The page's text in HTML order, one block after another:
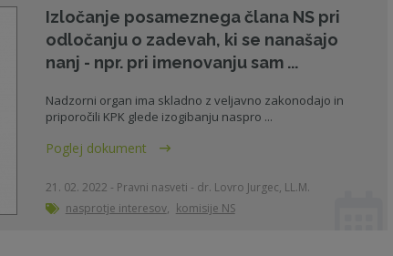
Izločanje posameznega člana NS pri
odločanju o zadevah, ki se nanašajo
nanj - npr. pri imenovanju sam ...
Nadzorni organ ima skladno z veljavno zakonodajo in
priporočili KPK glede izogibanju naspro ...
Poglej dokument
21. 02. 2022 - Pravni nasveti - dr. Lovro Jurgec, LL.M.
nasprotje interesov, komisije NS